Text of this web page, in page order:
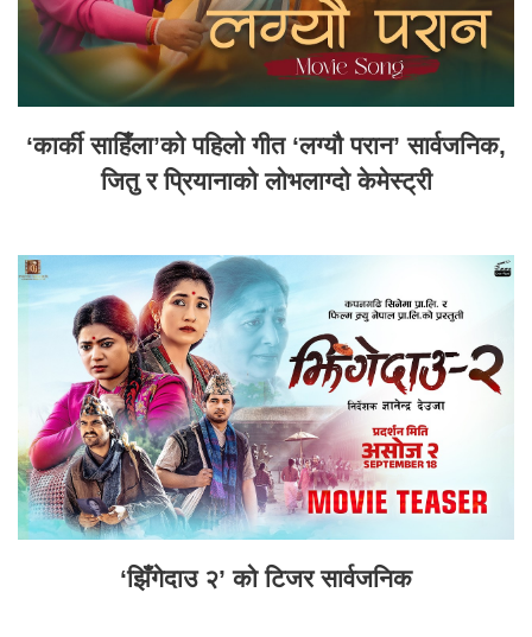
‘कार्की साहिँला’को पहिलो गीत ‘लग्यौ परान’ सार्वजनिक,
जितु र प्रियानाको लोभलाग्दो केमेस्ट्री
‘झिँगेदाउ २’ को टिजर सार्वजनिक